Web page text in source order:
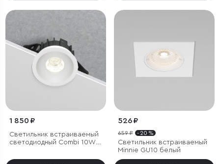
1 850 ₽
Светильник встраиваемый
светодиодный Combi 10W
526 ₽
659 ₽ - 20 %
Светильник встраиваемый
Minnie GU10 белый